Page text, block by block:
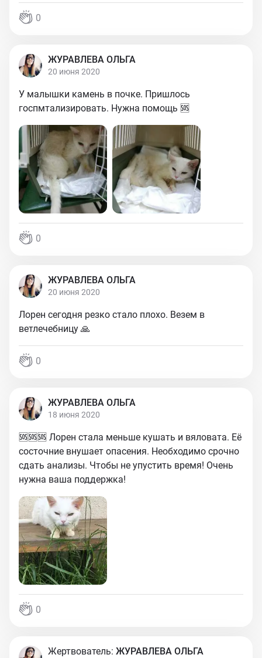
0
ЖУРАВЛЕВА ОЛЬГА
20 июня 2020
У малышки камень в почке. Пришлось
госпмтализировать. Нужна помощь 🆘
0
ЖУРАВЛЕВА ОЛЬГА
20 июня 2020
Лорен сегодня резко стало плохо. Везем в
ветлечебницу 🙏
0
ЖУРАВЛЕВА ОЛЬГА
18 июня 2020
🆘🆘🆘 Лорен стала меньше кушать и вяловата. Её
состочние внушает опасения. Необходимо срочно
сдать анализы. Чтобы не упустить время! Очень
нужна ваша поддержка!
0
Жертвователь: ЖУРАВЛЕВА ОЛЬГА